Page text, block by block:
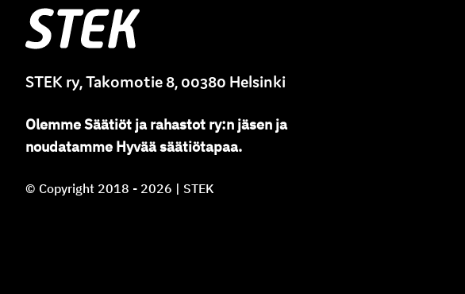
Stek
STEK ry, Takomotie 8, 00380 Helsinki
OlemmeSäätiöt ja rahastot ry:n jäsen ja
noudatamme Hyvää säätiötapaa.
© Copyright 2018 - 2026 | STEK